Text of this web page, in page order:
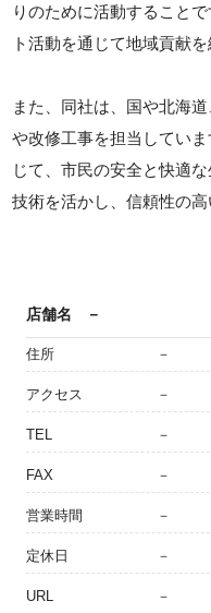
りのために活動すること
ト活動を通じて地域貢献を
また、同社は、国や北海
や改修工事を担当してい
じて、市民の安全と快適
技術を活かし、信頼性の
店舗名 －
住所 －
アクセス －
TEL －
FAX －
営業時間 －
定休日 －
URL －